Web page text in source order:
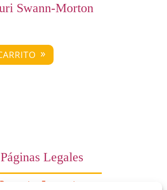
Swann-Morton
Páginas Legales
Preguntas Frecuentes